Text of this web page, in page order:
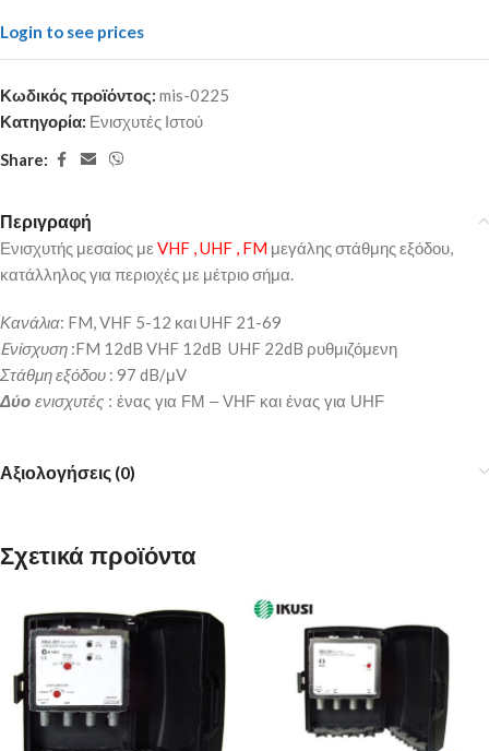
Login to see prices
Κωδικός προϊόντος: mis-0225
Κατηγορία: Ενισχυτές Ιστού
Share:
Περιγραφή
Ενισχυτής μεσαίος με VHF , UHF , FM μεγάλης στάθμης εξόδου,
κατάλληλος για περιοχές με μέτριο σήμα.
Κανάλια: FM, VHF 5-12 και UHF 21-69
Eνίσχυση :FM 12dB VHF 12dB UHF 22dB ρυθμιζόμενη
Στάθμη εξόδου : 97 dB/μV
Δύο ενισχυτές : ένας για FM – VHF και ένας για UHF
Αξιολογήσεις (0)
Σχετικά προϊόντα